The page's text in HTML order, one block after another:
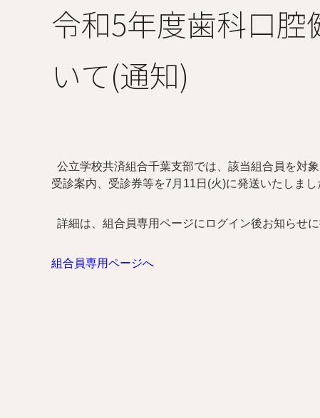
令和5年度歯科口
いて(通知)
公立学校共済組合千葉支部では、該当組合員を対
受診案内、受診券等を7月11日(火)に発送いたしまし
詳細は、組合員専用ページにログイン後お知らせに
組合員専用ページへ